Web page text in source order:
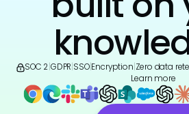
SOC 2 GDPR SSO|Encryption Zero data
Learn more